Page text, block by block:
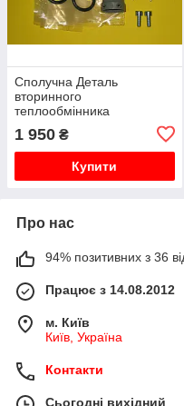
Сполучна Деталь
вторинного
теплообмінника
Junkers ОW23 AE/KE,
Euroline ZW23 AE/KE
1 950 ₴
Купити
Про нас
94% позитивних з 36
Працює з 14.08.2012
м. Київ
Київ, Україна
Контакти
Сьогодні вихідний